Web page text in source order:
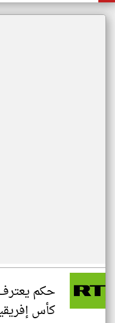
حكم
كأس إفريقيا